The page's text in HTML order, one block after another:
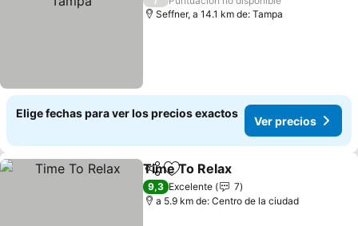
Seffner, a 14.1 km de: Tampa
Elige fechas para ver los precios exactos
Ver precios
Compartir
Agregar a favoritos
Time To Relax
9,3 Excelente
7
a 5.9 km de: Centro de la ciudad